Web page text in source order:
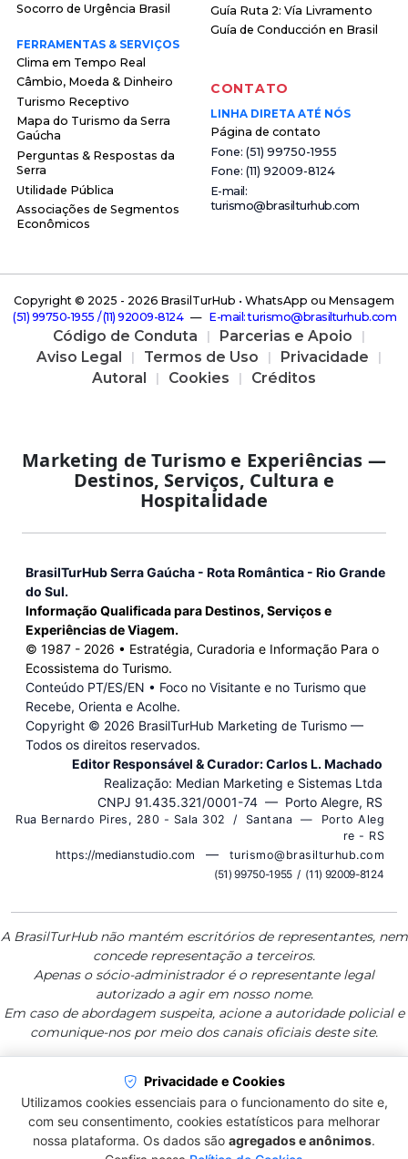
Socorro de Urgência Brasil
FERRAMENTAS & SERVIÇOS
Clima em Tempo Real
Câmbio, Moeda & Dinheiro
Turismo Receptivo
Mapa do Turismo da Serra
Gaúcha
Perguntas & Respostas da
Serra
Utilidade Pública
Associações de Segmentos
Econômicos
Guía Ruta 2: Vía Livramento
Guía de Conducción en Brasil
CONTATO
LINHA DIRETA ATÉ NÓS
Página de contato
F o n e : ( 5 1 ) 9 9 7 5 0 - 1 9 5 5
F o n e : ( 1 1 ) 9 2 0 0 9 - 8 1 2 4
E - m a i l :
t u r i s m o @ b r a s i l t u r h u b . c o m
Copyright © 2025 - 2026 BrasilTurHub • WhatsApp ou Mensagem
( 5 1 ) 9 9 7 5 0 - 1 9 5 5 / ( 1 1 ) 9 2 0 0 9 - 8 1 2 4—E - m a i l : t u r i s m o @ b r a s i l t u r h u b . c o m
Código de Conduta
Parcerias e Apoio
Aviso Legal
Termos de Uso
Privacidade
Autoral
Cookies Créditos
Marketing de Turismo e Experiências —
Destinos, Serviços, Cultura e
Hospitalidade
BrasilTurHub Serra Gaúcha - Rota Romântica - Rio Grande
do Sul.
Informação Qualificada para Destinos, Serviços e
Experiências de Viagem.
© 1987 - 2026 • Estratégia, Curadoria e Informação Para o
Ecossistema do Turismo.
Conteúdo PT/ES/EN • Foco no Visitante e no Turismo que
Recebe, Orienta e Acolhe.
Copyright © 2026 BrasilTurHub Marketing de Turismo —
Todos os direitos reservados.
Editor Responsável & Curador: Carlos L. Machado
Realização: Median Marketing e Sistemas Ltda
CNPJ 91.435.321/0001-74 — Porto Alegre, RS
R u a B e r n a r d o P i r e s , 2 8 0 - S a l a 3 0 2 / S a n t a n a — P o r t o A l e g
r e - R S
https://medianstudio.com
— t u r i s m o @ b r a s i l t u r h u b . c o m
( 5 1 ) 9 9 7 5 0 - 1 9 5 5 / ( 1 1 ) 9 2 0 0 9 - 8 1 2 4
A BrasilTurHub não mantém escritórios de representantes, nem
concede representação a terceiros.
Apenas o sócio-administrador é o representante legal
autorizado a agir em nosso nome.
Em caso de abordagem suspeita, acione a autoridade policial e
comunique-nos por meio dos canais oficiais deste site.
BrasilTurHub — Plataforma de Informação
Qualificada para Destinos, Serviços e
Viagens
Privacidade e Cookies
Utilizamos cookies essenciais para o funcionamento do site e,
com seu consentimento, cookies estatísticos para melhorar
nossa plataforma. Os dados são agregados e anônimos.